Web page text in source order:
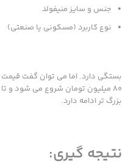
جنس و سایز منیفولد
نوع کاربرد (مسکونی یا صنعتی)
بستگی دارد. اما می توان گفت
80 میلیون تومان شروع می شود و
بزرگ تر ادامه دارد.
نتیجه گیری: